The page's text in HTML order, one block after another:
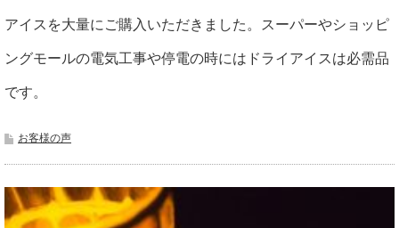
アイスを大量にご購入いただきました。スーパーやショッピ
ングモールの電気工事や停電の時にはドライアイスは必需品
です。
お客様の声